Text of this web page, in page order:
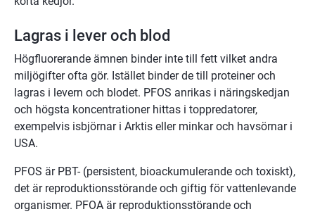
Lagras i lever och blod
Högfluorerande ämnen binder inte till fett vilket andra
miljögifter ofta gör. Istället binder de till proteiner och
lagras i levern och blodet. PFOS anrikas i näringskedjan
och högsta koncentrationer hittas i toppredatorer,
exempelvis isbjörnar i Arktis eller minkar och havsörnar i
USA.
PFOS är PBT- (persistent, bioackumulerande och toxiskt),
det är reproduktionsstörande och giftig för vattenlevande
organismer. PFOA är reproduktionsstörande och